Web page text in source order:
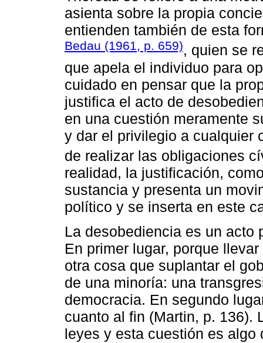
asienta sobre la propia
entienden también de esta
Bedau (1961, p. 659), quien se
que apela el individuo para
cuidado en pensar que la
justifica el acto de
en una cuestión meramente
y dar el privilegio a cualquier
de realizar las obligaciones
realidad, la justificación,
sustancia y presenta un
político y se inserta en este
La desobediencia es un acto
En primer lugar, porque
otra cosa que suplantar el
de una minoría: una
democracia. En segundo
cuanto al fin (Martin, p. 136).
leyes y esta cuestión es